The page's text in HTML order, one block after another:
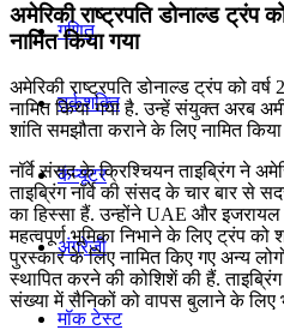
गणित
तर्कशक्ति
कंप्यूटर
अंग्रेजी
मॉक टेस्ट
अमेरिकी राष्ट्रपति डोनाल्ड ट्रंप
नामित किया गया
अमेरिकी राष्ट्रपति डोनाल्ड ट्रंप को
नामित किया गया है. उन्हें संयुक्त अरब
शांति समझौता कराने के लिए नामित
नॉर्वे संसद के क्रिश्चियन ताइब्रिंग ने
ताइब्रिंग नॉर्वे की संसद के चार बार से
का हिस्सा हैं. उन्होंने UAE और
महत्वपूर्ण भूमिका निभाने के लिए ट्रंप को
पुरस्कार के लिए नामित किए गए अन्य
स्थापित करने की कोशिशें की हैं.
संख्या में सैनिकों को वापस बुलाने के लिए